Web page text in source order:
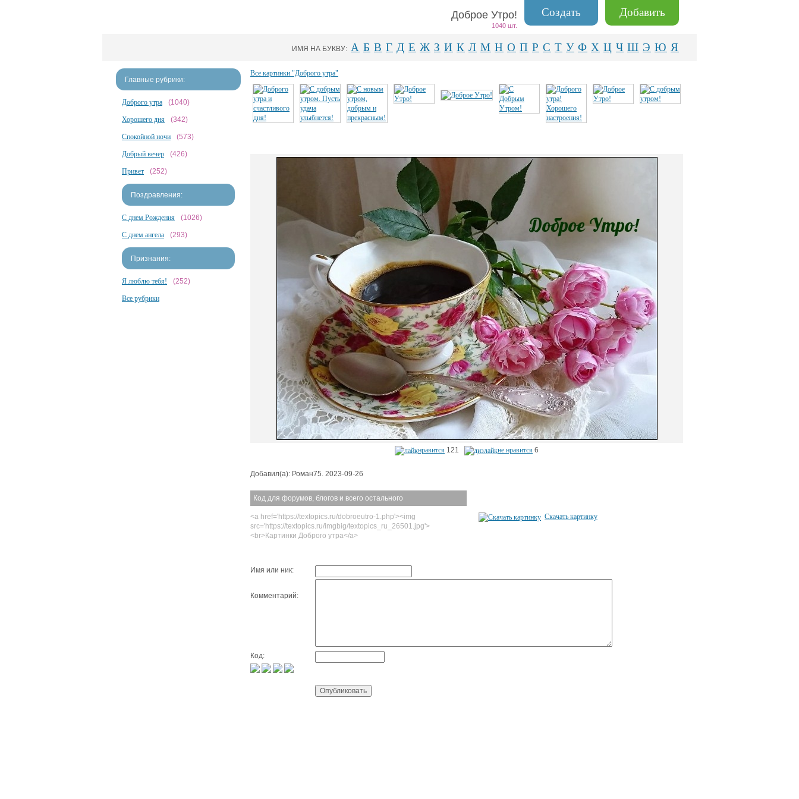
Добавить
Создать
Доброе Утро!
1040 шт.
ИМЯ НА БУКВУ: А Б В Г Д Е Ж З И К Л М Н О П Р С Т У Ф Х Ц Ч Ш Э Ю Я
Главные рубрики:
Доброго утра (1040)
Хорошего дня (342)
Спокойной ночи (573)
Добрый вечер (426)
Привет (252)
Поздравления:
С днем Рождения (1026)
С днем ангела (293)
Признания:
Я люблю тебя! (252)
Все рубрики
Все картинки "Доброго утра"
нравится 121 не нравится 6
Добавил(а): Роман75. 2023-09-26
Код для форумов, блогов и всего остального
<a href='https://textopics.ru/dobroeutro-1.php'><img
src='https://textopics.ru/imgbig/textopics_ru_26501.jpg'>
<br>Картинки Доброго утра</a>
Скачать картинку
Имя или ник:
Комментарий:
Код: